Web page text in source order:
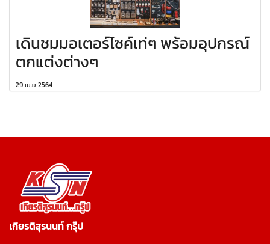
เดินชมมอเตอร์ไซค์เท่ๆ พร้อมอุปกรณ์
ตกแต่งต่างๆ
29 เม.ย 2564
เกียรติสุรนนท์ กรุ๊ป